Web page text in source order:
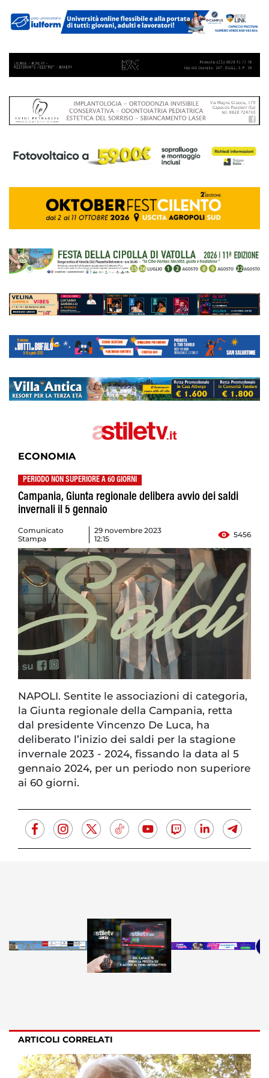
ECONOMIA
PERIODO NON SUPERIORE A 60 GIORNI
Campania, Giunta regionale delibera avvio dei saldi
invernali il 5 gennaio
Comunicato
Stampa
29 novembre 2023
12:15
5456
NAPOLI. Sentite le associazioni di categoria,
la Giunta regionale della Campania, retta
dal presidente Vincenzo De Luca, ha
deliberato l’inizio dei saldi per la stagione
invernale 2023 - 2024, fissando la data al 5
gennaio 2024, per un periodo non superiore
ai 60 giorni.
ARTICOLI CORRELATI